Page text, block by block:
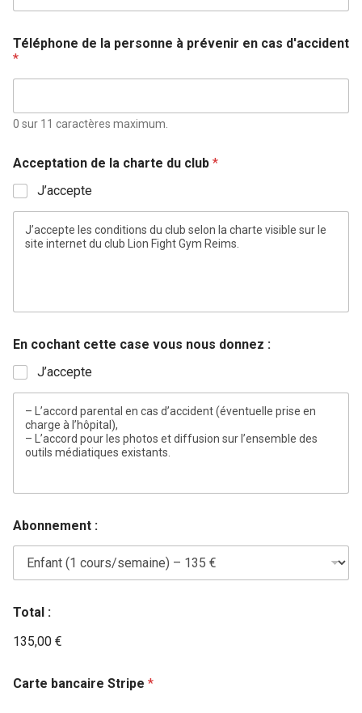
Téléphone de la personne à prévenir en cas d'accident
*
0 sur 11 caractères maximum.
Acceptation de la charte du club *
J’accepte
J’accepte les conditions du club selon la charte visible sur le
site internet du club Lion Fight Gym Reims.
En cochant cette case vous nous donnez :
J’accepte
– L’accord parental en cas d’accident (éventuelle prise en
charge à l’hôpital),
– L’accord pour les photos et diffusion sur l’ensemble des
outils médiatiques existants.
Abonnement :
Total :
135,00 €
Carte bancaire Stripe *